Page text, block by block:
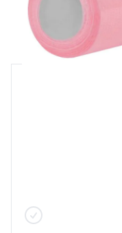
B2B cena